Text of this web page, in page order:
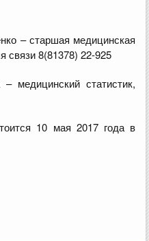
– старшая медицинская
связи 8(81378) 22-925
медицинский статистик,
10 мая 2017 года в